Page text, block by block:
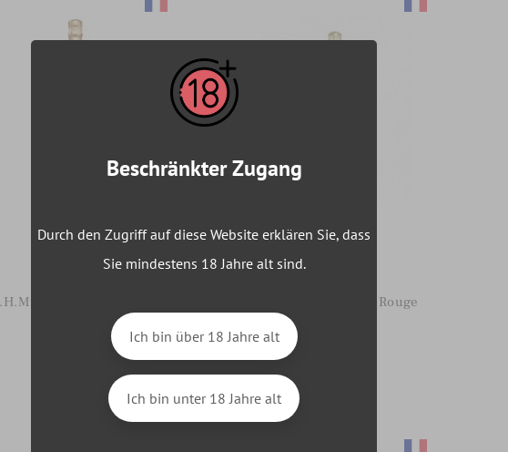
Cordon Rouge
Brut 1,5l 12%
G.H.Mumm Cordon Rouge
Beschränkter Zugang
Durch den Zugriff auf diese Website erklären Sie, dass
Sie mindestens 18 Jahre alt sind.
Ich bin über 18 Jahre alt
Ich bin unter 18 Jahre alt